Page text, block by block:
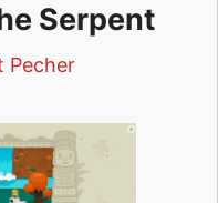
Serpent
Pecher